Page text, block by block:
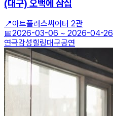
(대구) 오백에 삼십
📍아트플러스씨어터 2관
📅2026-03-06 ~ 2026-04-26
연극감성힐링대구공연